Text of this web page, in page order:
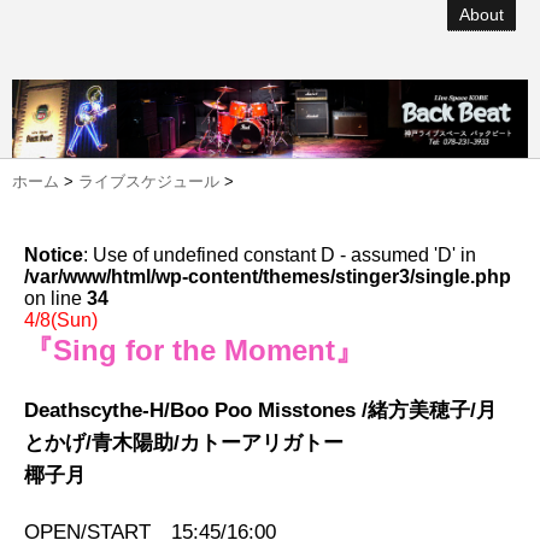
About
ホーム > ライブスケジュール >
Notice: Use of undefined constant D - assumed 'D' in
/var/www/html/wp-content/themes/stinger3/single.php
on line 34
4/8(Sun)
『Sing for the Moment』
Deathscythe-H/Boo Poo Misstones /緒方美穂子/月
とかげ/青木陽助/カトーアリガトー
椰子月
OPEN/START 15:45/16:00